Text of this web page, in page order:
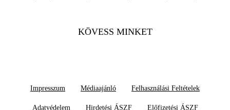
KÖVESS MINKET
Impresszum Médiaajánló Felhasználási Feltételek
Adatvédelem Hirdetési ÁSZF Előfizetési ÁSZF